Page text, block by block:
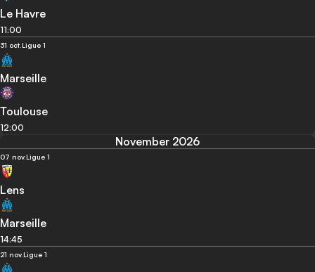
Le Havre
11:00
31 oct.Ligue 1
Marseille
Toulouse
12:00
November 2026
07 nov.Ligue 1
Lens
Marseille
14:45
21 nov.Ligue 1